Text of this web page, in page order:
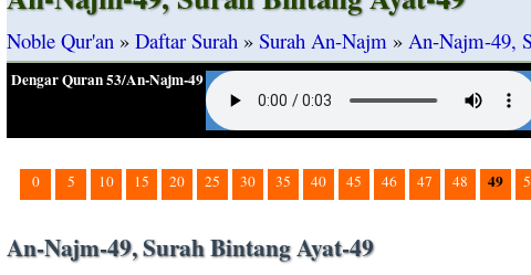
Noble Qur'an » Daftar Surah » Surah An-Najm » An-Najm-49,
Dengar Quran 53/An-Najm-49
0 5 10 15 20 25 30 35 40 45 46 47 48 49
An-Najm-49, Surah Bintang Ayat-49